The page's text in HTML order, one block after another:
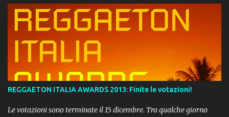
REGGAETON ITALIA AWARDS 2013: Finite le votazioni!
Le votazioni sono terminate il 15 dicembre. Tra qualche giorno